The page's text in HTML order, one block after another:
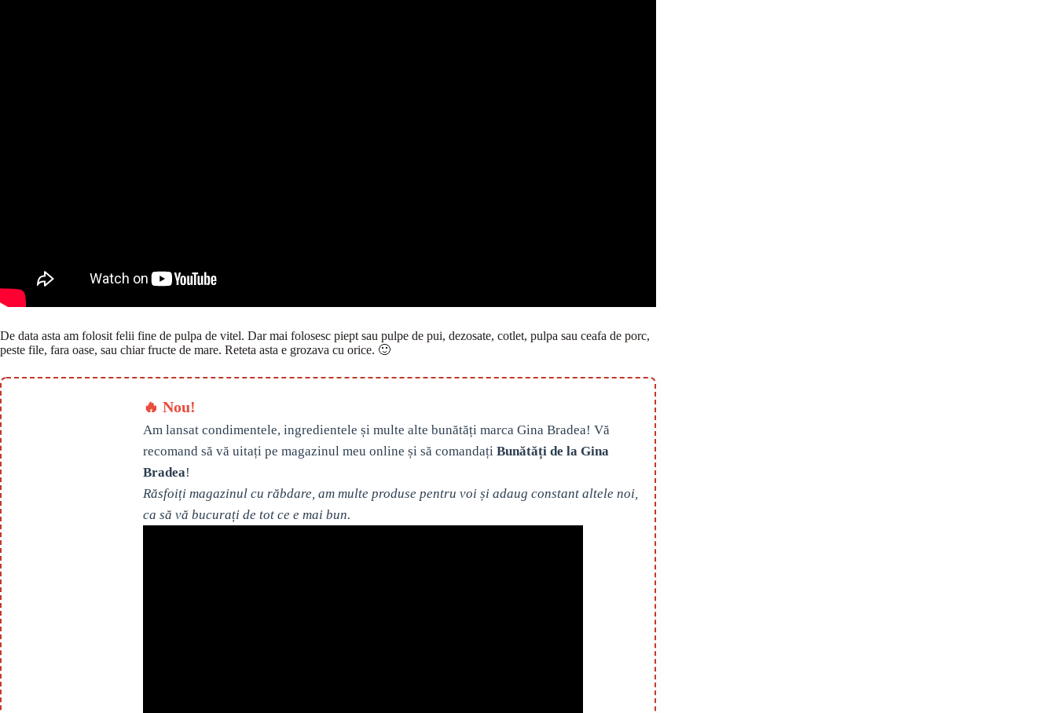
De data asta am folosit felii fine de pulpa de vitel. Dar mai folosesc piept sau pulpe de pui, dezosate, cotlet, pulpa sau ceafa de porc,
peste file, fara oase, sau chiar fructe de mare. Reteta asta e grozava cu orice. 🙂
🔥 Nou!
Am lansat condimentele, ingredientele și multe alte bunătăți marca Gina Bradea! Vă
recomand să vă uitați pe magazinul meu online și să comandați Bunătăți de la Gina
Bradea!
Răsfoiți magazinul cu răbdare, am multe produse pentru voi și adaug constant altele noi,
ca să vă bucurați de tot ce e mai bun.